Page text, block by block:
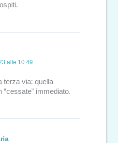
alle 10:49
terza via: quella
“cessate” immediato.